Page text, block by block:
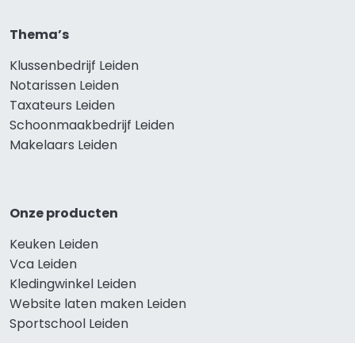
Thema’s
Klussenbedrijf Leiden
Notarissen Leiden
Taxateurs Leiden
Schoonmaakbedrijf Leiden
Makelaars Leiden
Onze producten
Keuken Leiden
Vca Leiden
Kledingwinkel Leiden
Website laten maken Leiden
Sportschool Leiden